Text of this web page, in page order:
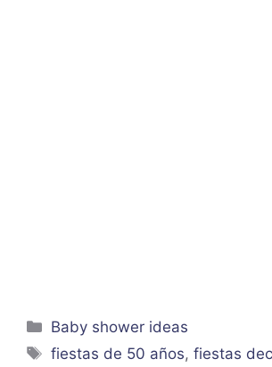
Categorías
Baby shower ideas
Etiquetas
fiestas de 50 años,fiestas